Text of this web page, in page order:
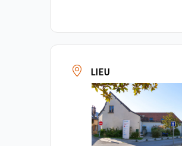
LIEU